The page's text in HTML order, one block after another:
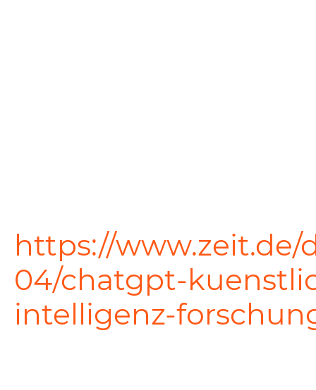
https://www.zeit.de/
04/chatgpt-
intelligenz-